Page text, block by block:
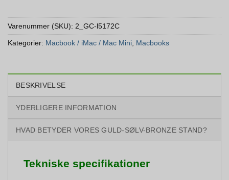
Varenummer (SKU): 2_GC-l5172C
Kategorier: Macbook / iMac / Mac Mini Macbooks
BESKRIVELSE
YDERLIGERE INFORMATION
HVAD BETYDER VORES GULD-SØLV-BRONZE STAND?
Tekniske specifikationer